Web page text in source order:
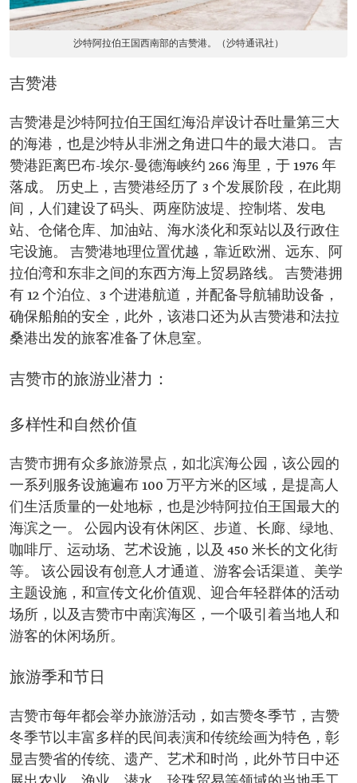
沙特阿拉伯王国西南部的吉赞港。（沙特通讯社）
吉赞港
吉赞港是沙特阿拉伯王国红海沿岸设计吞吐量第三大
的海港，也是沙特从非洲之角进口牛的最大港口。 吉
赞港距离巴布-埃尔-曼德海峡约 266 海里，于 1976 年
落成。 历史上，吉赞港经历了 3 个发展阶段，在此期
间，人们建设了码头、两座防波堤、控制塔、发电
站、仓储仓库、加油站、海水淡化和泵站以及行政住
宅设施。 吉赞港地理位置优越，靠近欧洲、远东、阿
拉伯湾和东非之间的东西方海上贸易路线。 吉赞港拥
有 12 个泊位、3 个进港航道，并配备导航辅助设备，
确保船舶的安全，此外，该港口还为从吉赞港和法拉
桑港出发的旅客准备了休息室。
吉赞市的旅游业潜力：
多样性和自然价值
吉赞市拥有众多旅游景点，如北滨海公园，该公园的
一系列服务设施遍布 100 万平方米的区域，是提高人
们生活质量的一处地标，也是沙特阿拉伯王国最大的
海滨之一。 公园内设有休闲区、步道、长廊、绿地、
咖啡厅、运动场、艺术设施，以及 450 米长的文化街
等。 该公园设有创意人才通道、游客会话渠道、美学
主题设施，和宣传文化价值观、迎合年轻群体的活动
场所，以及吉赞市中南滨海区，一个吸引着当地人和
游客的休闲场所。
旅游季和节日
吉赞市每年都会举办旅游活动，如吉赞冬季节，吉赞
冬季节以丰富多样的民间表演和传统绘画为特色，彰
显吉赞省的传统、遗产、艺术和时尚，此外节日中还